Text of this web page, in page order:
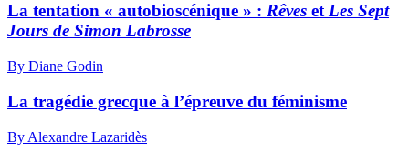
La tentation « autobioscénique » : Rêves etLes Sept
Jours de Simon Labrosse
By Diane Godin
La tragédie grecque à l’épreuve du féminisme
By Alexandre Lazaridès